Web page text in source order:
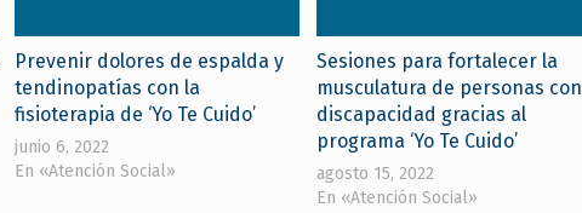
Prevenir dolores de espalda y
tendinopatías con la
fisioterapia de ‘Yo Te Cuido’
junio 6, 2022
En «Atención Social»
Sesiones para fortalecer la
musculatura de personas con
discapacidad gracias al
programa ‘Yo Te Cuido’
agosto 15, 2022
En «Atención Social»